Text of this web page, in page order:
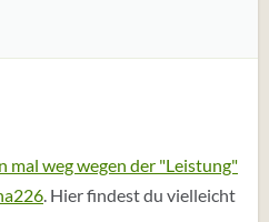
mal weg wegen der "Leistung"
. Hier findest du vielleicht